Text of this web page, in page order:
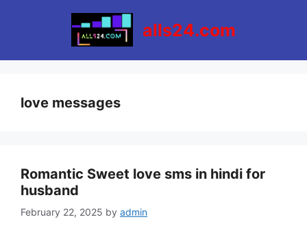
alls24.com
love messages
Romantic Sweet love sms in hindi for
husband
February 22, 2025 by admin